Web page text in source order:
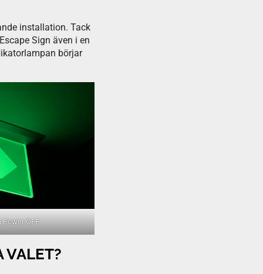
installation. Tack
Sign även i en
börjar
Power OFF
VALET?